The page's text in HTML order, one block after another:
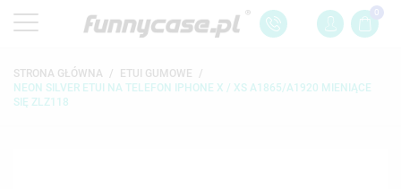
0
STRONA GŁÓWNA
ETUI GUMOWE
NEON SILVER ETUI NA TELEFON IPHONE X / XS A1865/A1920 MIENIĄCE
SIĘ ZLZ118